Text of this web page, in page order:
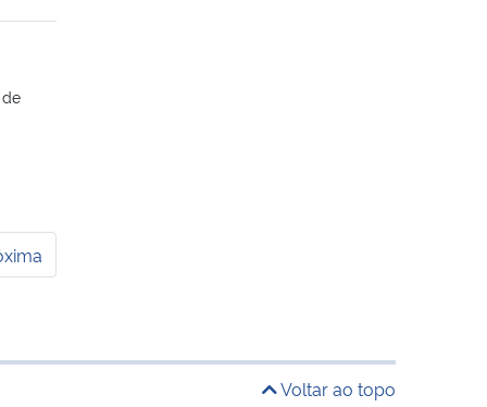
Voltar ao topo